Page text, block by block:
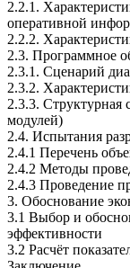
2.2.1.
оперативной
2.2.2.
2.3. Программное
2.3.1. Cценарий
2.3.2.
2.3.3. Структурная
модулей)
2.4. Испытания
2.4.1 Перечень
2.4.2 Методы
2.4.3 Проведение
3. Обоснование
3.1 Выбор и
эффективности
3.2 Расчёт